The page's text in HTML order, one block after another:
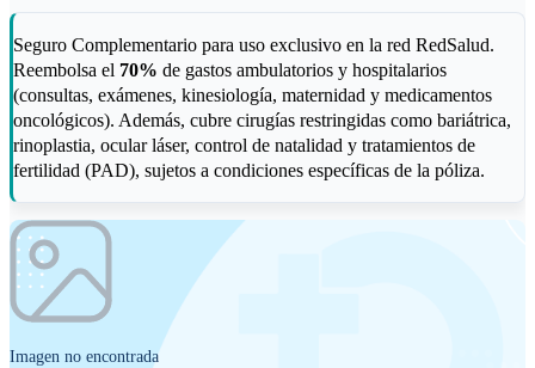
Seguro Complementario para uso exclusivo en la red RedSalud.
Reembolsa el 70% de gastos ambulatorios y hospitalarios
(consultas, exámenes, kinesiología, maternidad y medicamentos
oncológicos). Además, cubre cirugías restringidas como bariátrica,
rinoplastia, ocular láser, control de natalidad y tratamientos de
fertilidad (PAD), sujetos a condiciones específicas de la póliza.
Imagen no encontrada